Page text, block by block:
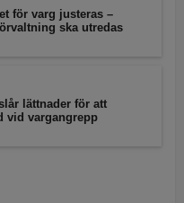
för varg justeras –
ska utredas
lättnader för att
vid vargangrepp